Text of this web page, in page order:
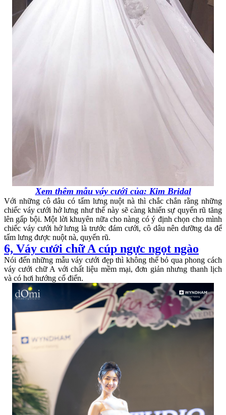
Xem thêm mẫu váy cưới của: Kim Bridal
Với những cô dâu có tấm lưng nuột nà thì chắc chắn rằng những
chiếc váy cưới hở lưng như thế này sẽ càng khiến sự quyến rũ tăng
lên gấp bội. Một lời khuyên nữa cho nàng có ý định chọn cho mình
chiếc váy cưới hở lưng là trước đám cưới, cô dâu nên dưỡng da để
tấm lưng được nuột nà, quyến rũ.
6, Váy cưới chữ A cúp ngực ngọt ngào
Nói đến những mẫu váy cưới đẹp thì không thể bỏ qua phong cách
váy cưới chữ A với chất liệu mềm mại, đơn giản nhưng thanh lịch
và có hơi hướng cổ điển.